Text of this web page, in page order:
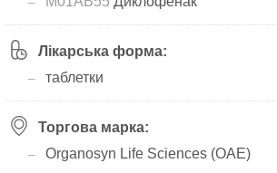
Лікарська форма:
таблетки
Торгова марка:
Organosyn Life Sciences (ОАЕ)